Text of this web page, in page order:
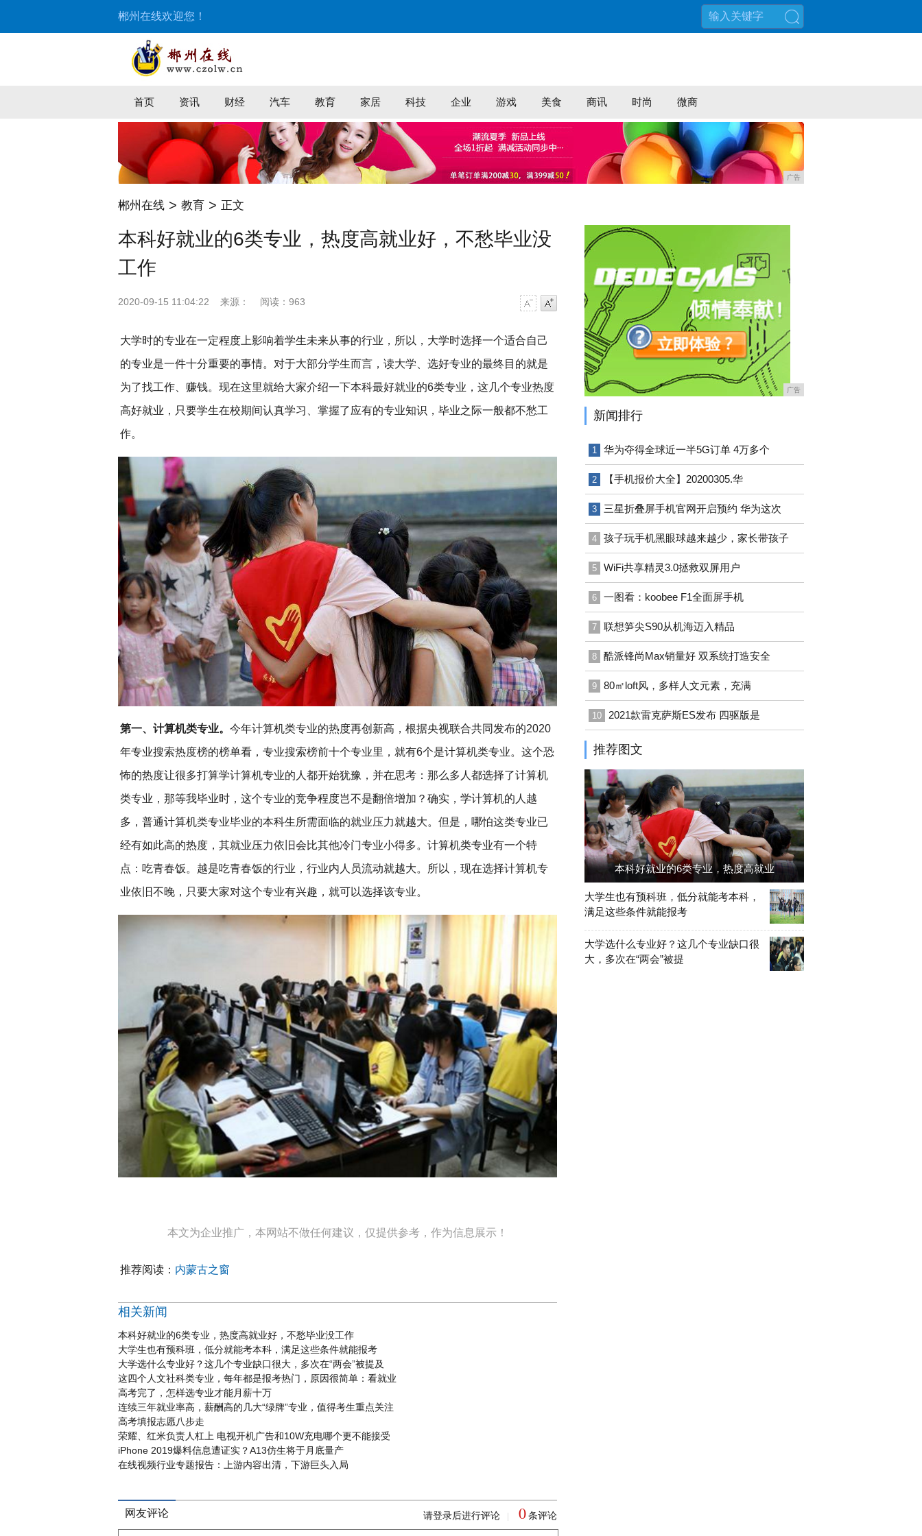
郴州在线欢迎您！
首页 资讯 财经 汽车 教育 家居 科技 企业 游戏 美食 商讯 时尚 微商
广告
郴州在线 > 教育 > 正文
本科好就业的6类专业，热度高就业好，不愁毕业没
工作
2020-09-15 11:04:22 来源： 阅读：963
大学时的专业在一定程度上影响着学生未来从事的行业，所以，大学时选择一个适合自己
的专业是一件十分重要的事情。对于大部分学生而言，读大学、选好专业的最终目的就是
为了找工作、赚钱。现在这里就给大家介绍一下本科最好就业的6类专业，这几个专业热度
高好就业，只要学生在校期间认真学习、掌握了应有的专业知识，毕业之际一般都不愁工
作。
第一、计算机类专业。 今年计算机类专业的热度再创新高，根据央视联合共同发布的2020
年专业搜索热度榜的榜单看，专业搜索榜前十个专业里，就有6个是计算机类专业。这个恐
怖的热度让很多打算学计算机专业的人都开始犹豫，并在思考：那么多人都选择了计算机
类专业，那等我毕业时，这个专业的竞争程度岂不是翻倍增加？确实，学计算机的人越
多，普通计算机类专业毕业的本科生所需面临的就业压力就越大。但是，哪怕这类专业已
经有如此高的热度，其就业压力依旧会比其他冷门专业小得多。计算机类专业有一个特
点：吃青春饭。越是吃青春饭的行业，行业内人员流动就越大。所以，现在选择计算机专
业依旧不晚，只要大家对这个专业有兴趣，就可以选择该专业。
本文为企业推广，本网站不做任何建议，仅提供参考，作为信息展示！
推荐阅读： 内蒙古之窗
相关新闻
本科好就业的6类专业，热度高就业好，不愁毕业没工作
大学生也有预科班，低分就能考本科，满足这些条件就能报考
大学选什么专业好？这几个专业缺口很大，多次在“两会”被提及
这四个人文社科类专业，每年都是报考热门，原因很简单：看就业
高考完了，怎样选专业才能月薪十万
连续三年就业率高，薪酬高的几大“绿牌”专业，值得考生重点关注
高考填报志愿八步走
荣耀、红米负责人杠上 电视开机广告和10W充电哪个更不能接受
iPhone 2019爆料信息遭证实？A13仿生将于月底量产
在线视频行业专题报告：上游内容出清，下游巨头入局
网友评论 请登录后进行评论 0条评论
广告
新闻排行
1 华为夺得全球近一半5G订单 4万多个
2 【手机报价大全】20200305.华
3 三星折叠屏手机官网开启预约 华为这次
4 孩子玩手机黑眼球越来越少，家长带孩子
5 WiFi共享精灵3.0拯救双屏用户
6 一图看：koobee F1全面屏手机
7 联想笋尖S90从机海迈入精品
8 酷派锋尚Max销量好 双系统打造安全
9 80㎡loft风，多样人文元素，充满
10 2021款雷克萨斯ES发布 四驱版是
推荐图文
本科好就业的6类专业，热度高就业
大学生也有预科班，低分就能考本科，
满足这些条件就能报考
大学选什么专业好？这几个专业缺口很
大，多次在“两会”被提